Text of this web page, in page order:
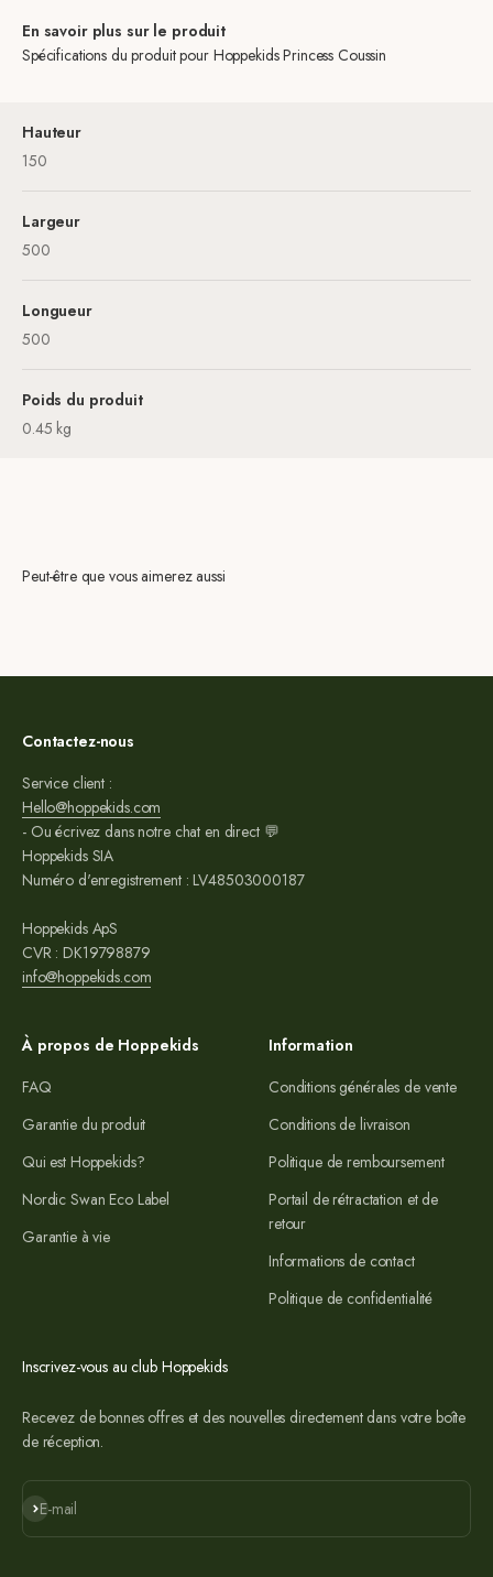
En savoir plus sur le produit
Spécifications du produit pour Hoppekids Princess Coussin
Hauteur
150
Largeur
500
Longueur
500
Poids du produit
0.45 kg
Peut-être que vous aimerez aussi
Contactez-nous
Service client :
Hello@hoppekids.com
- Ou écrivez dans notre chat en direct 💬
Hoppekids SIA
Numéro d'enregistrement : LV48503000187
Hoppekids ApS
CVR : DK19798879
info@hoppekids.com
À propos de Hoppekids
FAQ
Garantie du produit
Qui est Hoppekids?
Nordic Swan Eco Label
Garantie à vie
Information
Conditions générales de vente
Conditions de livraison
Politique de remboursement
Portail de rétractation et de
retour
Informations de contact
Politique de confidentialité
Inscrivez-vous au club Hoppekids
Recevez de bonnes offres et des nouvelles directement dans votre boîte
de réception.
E-mail
S'abonner